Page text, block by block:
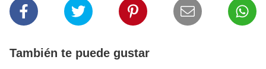
También te puede gustar